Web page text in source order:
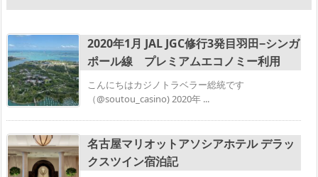
2020年1月 JAL JGC修行3発目羽田−シンガ
ポール線 プレミアムエコノミー利用
こんにちはカジノトラベラー総統です
（@soutou_casino) 2020年 ...
名古屋マリオットアソシアホテル デラッ
クスツイン宿泊記